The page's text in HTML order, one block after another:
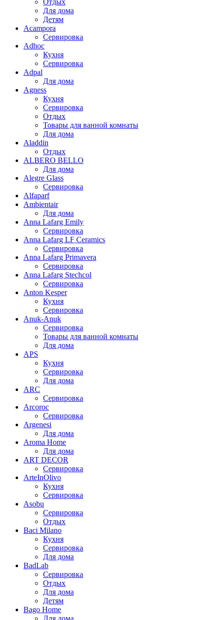
Отдых
Для дома
Детям
Acampora
Сервировка
Adhoc
Кухня
Сервировка
Adpal
Для дома
Agness
Кухня
Сервировка
Отдых
Товары для ванной комнаты
Для дома
Aladdin
Отдых
ALBERO BELLO
Для дома
Alegre Glass
Сервировка
Alfaparf
Ambientair
Для дома
Anna Lafarg Emily
Сервировка
Anna Lafarg LF Ceramics
Сервировка
Anna Lafarg Primavera
Сервировка
Anna Lafarg Stechcol
Сервировка
Anton Kesper
Кухня
Сервировка
Anuk-Anuk
Сервировка
Товары для ванной комнаты
Для дома
APS
Кухня
Сервировка
Для дома
ARC
Сервировка
Arcoroc
Сервировка
Argenesi
Для дома
Aroma Home
Для дома
ART DECOR
Сервировка
ArteInOlivo
Кухня
Сервировка
Asobu
Сервировка
Отдых
Baci Milano
Кухня
Сервировка
Для дома
BadLab
Сервировка
Отдых
Для дома
Детям
Bago Home